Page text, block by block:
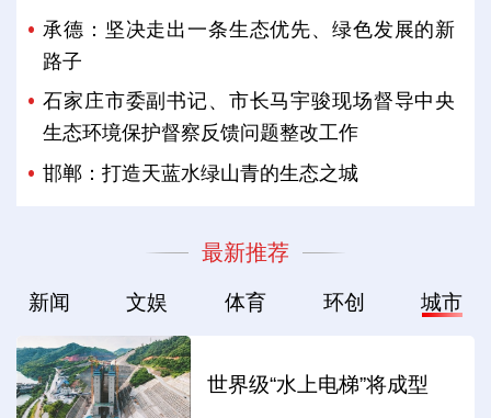
承德：坚决走出一条生态优先、绿色发展的新
路子
石家庄市委副书记、市长马宇骏现场督导中央
生态环境保护督察反馈问题整改工作
邯郸：打造天蓝水绿山青的生态之城
最新推荐
新闻 文娱 体育 环创 城市
世界级“水上电梯”将成型